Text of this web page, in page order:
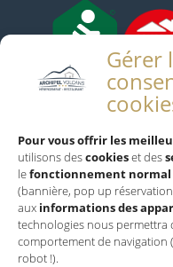
Gérer
Pour vous offrir les
utilisons descookieset des
lefonctionnement
(bannière, pop up
aux informations des
technologies nous permettra
comportement de navigation
robot !).
Infos
Mentions
Conditions
Politique de